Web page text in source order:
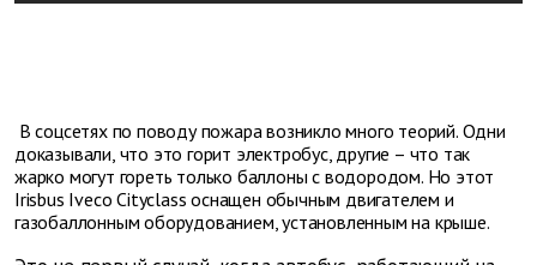
В соцсетях по поводу пожара возникло много теорий. Одни
доказывали, что это горит электробус, другие – что так
жарко могут гореть только баллоны с водородом. Но этот
Irisbus Iveco Cityclass оснащен обычным двигателем и
газобаллонным оборудованием, установленным на крыше.